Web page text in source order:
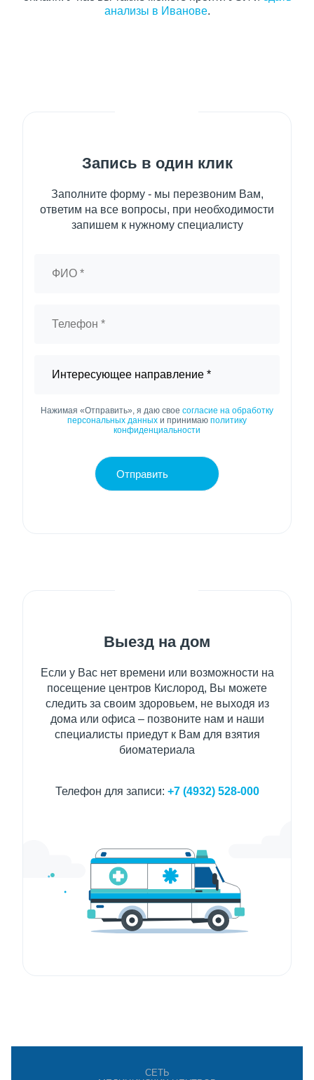
анализы в Иванове.
Запись в один клик
Заполните форму - мы перезвоним Вам,
ответим на все вопросы, при необходимости
запишем к нужному специалисту
Нажимая «Отправить», я даю свое согласие на обработку
персональных данных и принимаю политику
конфиденциальности
Отправить
Выезд на дом
Если у Вас нет времени или возможности на
посещение центров Кислород, Вы можете
следить за своим здоровьем, не выходя из
дома или офиса – позвоните нам и наши
специалисты приедут к Вам для взятия
биоматериала
Телефон для записи: +7 (4932) 528-000
СЕТЬ